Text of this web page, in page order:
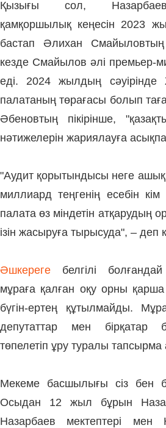
Қызығы сол, Назарбаев
қамқоршылық кеңесін 2023
бастап Әлихан
кезде Смайылов әлі премьер-
еді. 2024 жылдың сәуірінде
палатаның төрағасы болып
Әбеновтың пікірінше,
нәтижелерін жариялауға
"Аудит қорытындысы неге
миллиард теңгенің есебін
палата өз міндетін атқарудың
ізін жасыруға тырысуда", – деп
Әшкереге белгілі
мұраға қалған оқу орны
бүгін-ертең құтылмайды.
депутаттар мен бірқатар
төпелетіп ұру туралы тапсырма
Мекеме басшылығы сіз бен
Осыдан 12 жыл бұрын
Назарбаев мектептері мен